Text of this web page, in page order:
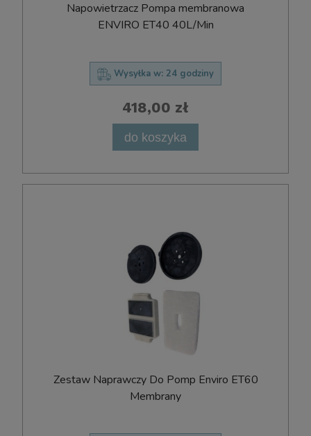
Napowietrzacz Pompa membranowa
ENVIRO ET40 40L/Min
Wysyłka w: 24 godziny
418,00 zł
do koszyka
Zestaw Naprawczy Do Pomp Enviro ET60
Membrany